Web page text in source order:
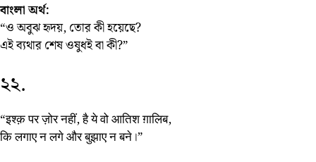
বাংলা অর্থ:
“ও অবুঝ হৃদয়, তোর কী হয়েছে?
এই ব্যথার শেষ ওষুধই বা কী?”
২২.
“इश्क़ पर ज़ोर नहीं, है ये वो आतिश ग़ालिब,
कि लगाए न लगे और बुझाए न बने।”